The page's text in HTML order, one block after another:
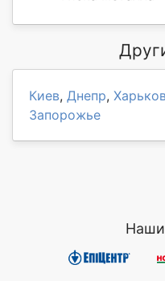
Киев, Днепр, Харьков
Запорожье
Наши